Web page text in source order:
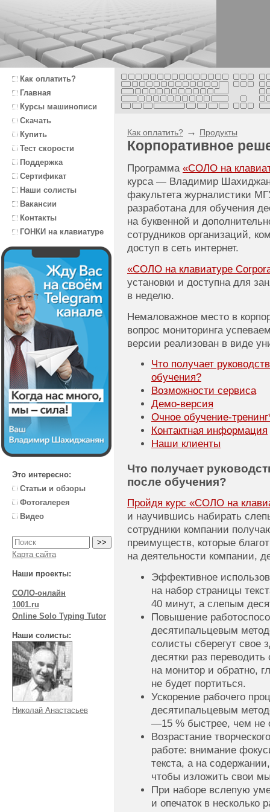
Как оплатить?
Главная
Курсы машинописи
Скачать
Купить
Тест скорости
Поддержка
Сертификат
Наши солисты
Вакансии
Контакты
ГОНКИ на клавиатуре
Это интересно:
Статьи и обзоры
Фотогалерея
Видео
Карта сайта
Наши проекты:
СОЛО-онлайн
1001.ru
Online Solo Typing Tutor
Наши солисты:
Николай Анастасьев
Как оплатить? → Продукты
Корпоративное
Программа «СОЛО на
курса — Владимир
факультета журналистики
разработана для обучения
на буквенной и
сотрудников организаций,
доступ в сеть интернет.
«СОЛО на клавиатуре
установки и доступна для
в неделю.
Немаловажное место в
вопрос мониторинга
версии реализован в виде
Что получает
обучения?
Возможности сервиса
Демо-версия
Очное обучение-тренинг
Контактная информация
Наши клиенты
Что получает
после обучения?
Пройдя курс «СОЛО на
и научившись набирать
сотрудники компании
преимуществ, которые
на деятельности компании,
Эффективное
на набор страницы
40 минут, а слепым
Повышение
десятипальцевым
солисты сберегут свое
десятки раз
на монитор и обратно,
не будет портиться.
Ускорение рабочего
десятипальцевым
—15 % быстрее, чем не
Возрастание
работе: внимание
текста, а на
чтобы изложить свои
При наборе вслепую
и опечаток в несколько